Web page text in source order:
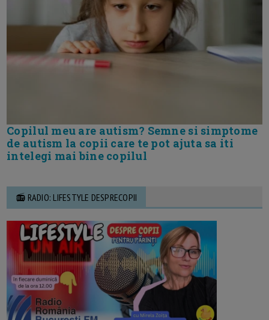
Copilul meu are autism? Semne si simptome
de autism la copii care te pot ajuta sa iti
intelegi mai bine copilul
📻 RADIO: LIFESTYLE DESPRECOPII